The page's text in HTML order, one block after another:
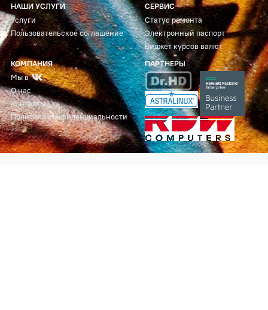
НАШИ УСЛУГИ
Услуги
Пользовательское соглашение
СЕРВИС
Статус ремонта
Электронный паспорт
Виджет курсов валют
КОМПАНИЯ
Мы в
О нас
Контакты
Политика конфиденциальности
ПАРТНЕРЫ